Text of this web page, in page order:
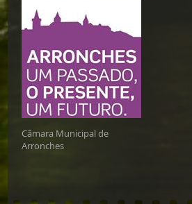
Câmara Municipal de
Arronches